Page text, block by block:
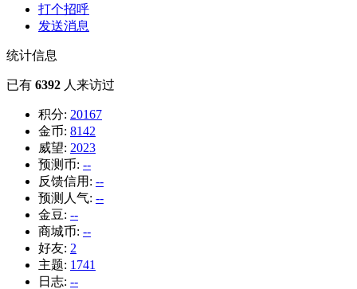
打个招呼
发送消息
统计信息
已有 6392 人来访过
积分: 20167
金币: 8142
威望: 2023
预测币: --
反馈信用: --
预测人气: --
金豆: --
商城币: --
好友: 2
主题: 1741
日志: --